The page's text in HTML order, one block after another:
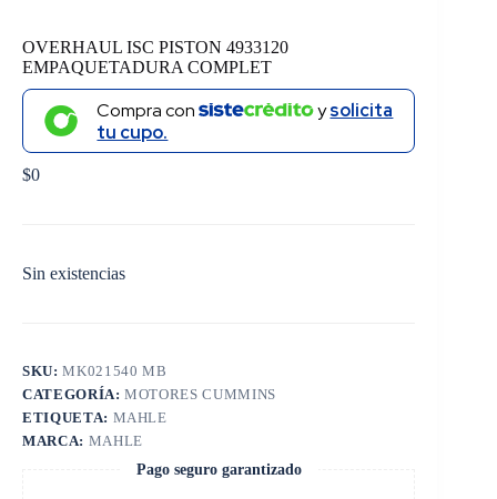
OVERHAUL ISC PISTON 4933120
EMPAQUETADURA COMPLET
Compra con ysolicita
tu cupo.
$0
Sin existencias
SKU:MK021540 MB
CATEGORÍA:MOTORES CUMMINS
ETIQUETA: MAHLE
MARCA: MAHLE
Pago seguro garantizado